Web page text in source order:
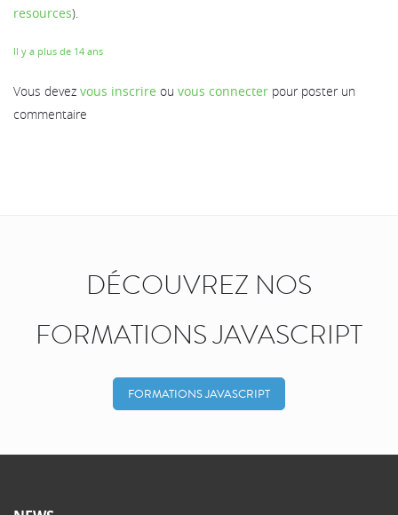
resources).
Il y a plus de 14 ans
Vous devez vous inscrire ou vous connecter pour poster un
commentaire
DÉCOUVREZ NOS
FORMATIONS JAVASCRIPT
FORMATIONS JAVASCRIPT